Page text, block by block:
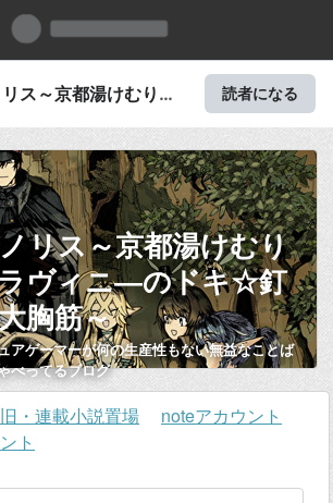
ス～京都湯けむり殺
読者になる
リス～京都湯けむり
ヴィニ―のドキ☆釘
胸筋～
アゲーマーが何の生産性もない無益なことば
べってるブログ
旧・連載小説置場
noteアカウント
ト